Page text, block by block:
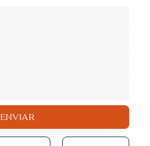
ENVIAR